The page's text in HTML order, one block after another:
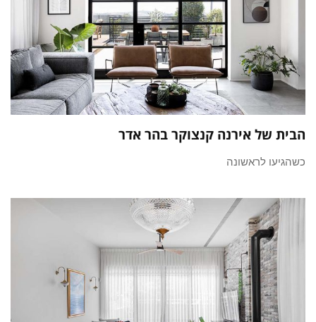
הבית של אירנה קנצוקר בהר אדר
כשהגיעו לראשונה